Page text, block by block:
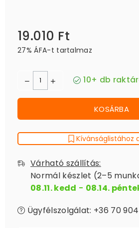
Ár
19.010 Ft
27% ÁFA-t tartalmaz
10+ db
KOSÁRBA
Kívánságlistához
Várható szállítás:
Normál készlet (2–5
08.11. kedd - 08.14.
Ügyfélszolgálat: +36 70